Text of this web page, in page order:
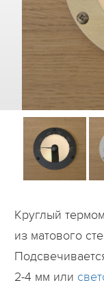
Круглый
из матового
2-4 мм или
Поддержка
Дилеры
Контакты
B2B